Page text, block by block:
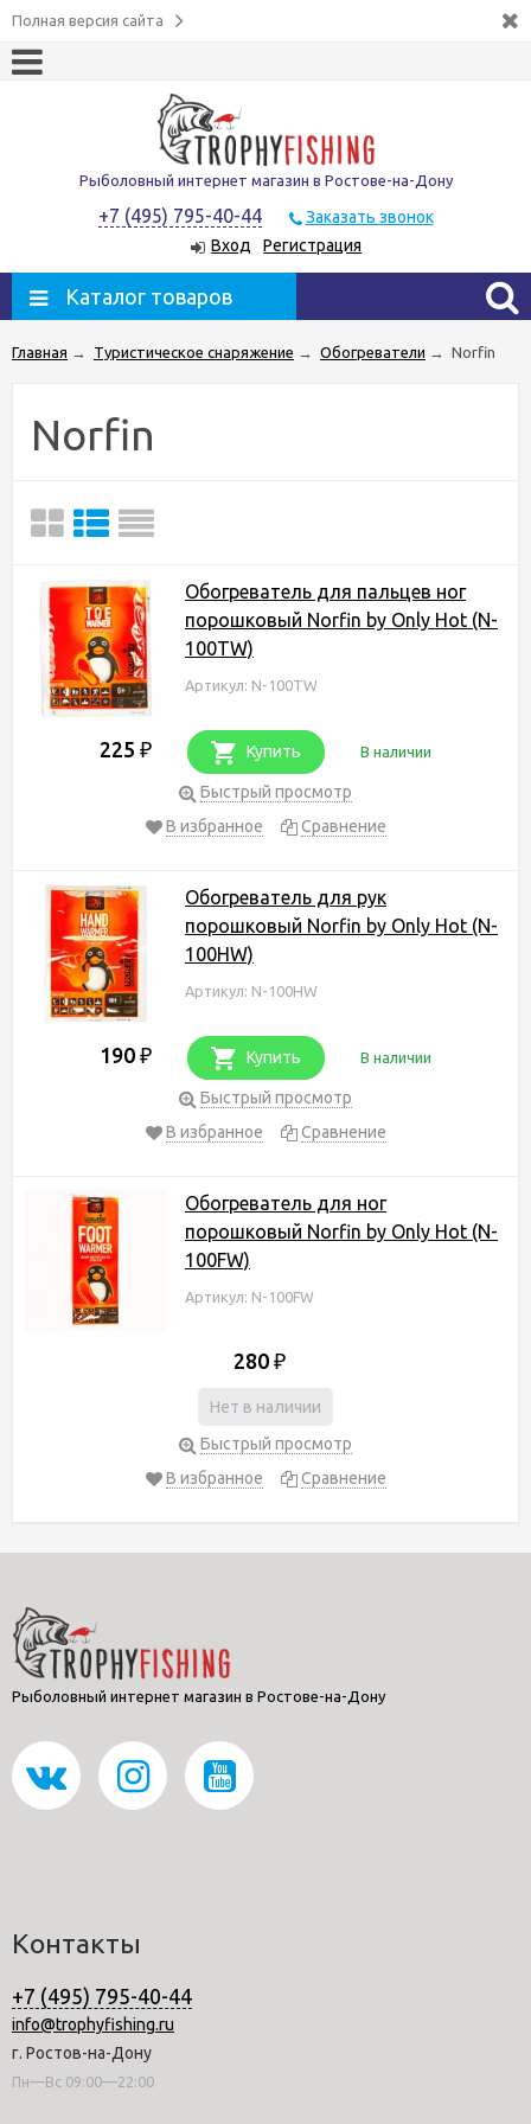
Полная версия сайта
Рыболовный интернет магазин в Ростове-на-Дону
+7 (495) 795-40-44
Заказать звонок
Вход
Регистрация
Каталог товаров
Главная → Туристическое снаряжение → Обогреватели → Norfin
Norfin
Обогреватель для пальцев ног
порошковый Norfin by Only Hot (N-
100TW)
Артикул: N-100TW
225 ₽ Купить В наличии
Быстрый просмотр
В избранное
Сравнение
Обогреватель для рук
порошковый Norfin by Only Hot (N-
100HW)
Артикул: N-100HW
190 ₽ Купить В наличии
Быстрый просмотр
В избранное
Сравнение
Обогреватель для ног
порошковый Norfin by Only Hot (N-
100FW)
Артикул: N-100FW
280 ₽
Нет в наличии
Быстрый просмотр
В избранное
Сравнение
Рыболовный интернет магазин в Ростове-на-Дону
Контакты
+7 (495) 795-40-44
info@trophyfishing.ru
г. Ростов-на-Дону
Пн—Вс 09:00—22:00